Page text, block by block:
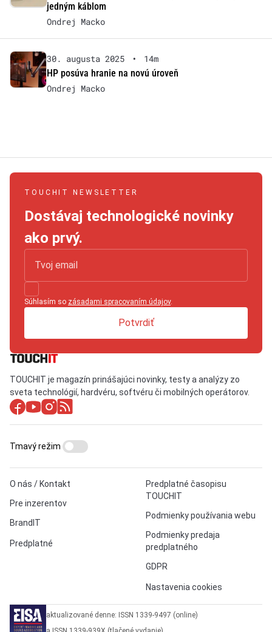
jedným káblom
Ondrej Macko
30. augusta 2025 •
14m
HP posúva hranie na novú úroveň
Ondrej Macko
TOUCHIT NEWSLETTER
Dostávaj technologické novinky
ako prvý.
Súhlasím so zásadami spracovaním údajov.
Potvrdiť
TOUCHIT je magazín prinášajúci novinky, testy a analýzy zo
sveta technológií, hardvéru, softvéru či mobilných operátorov.
O nás / Kontakt
Pre inzerentov
BrandIT
Predplatné
Predplatné časopisu
TOUCHIT
Podmienky používania webu
Podmienky predaja
predplatného
GDPR
Nastavenia cookies
Tmavý režim
aktualizované denne: ISSN 1339-9497 (online)